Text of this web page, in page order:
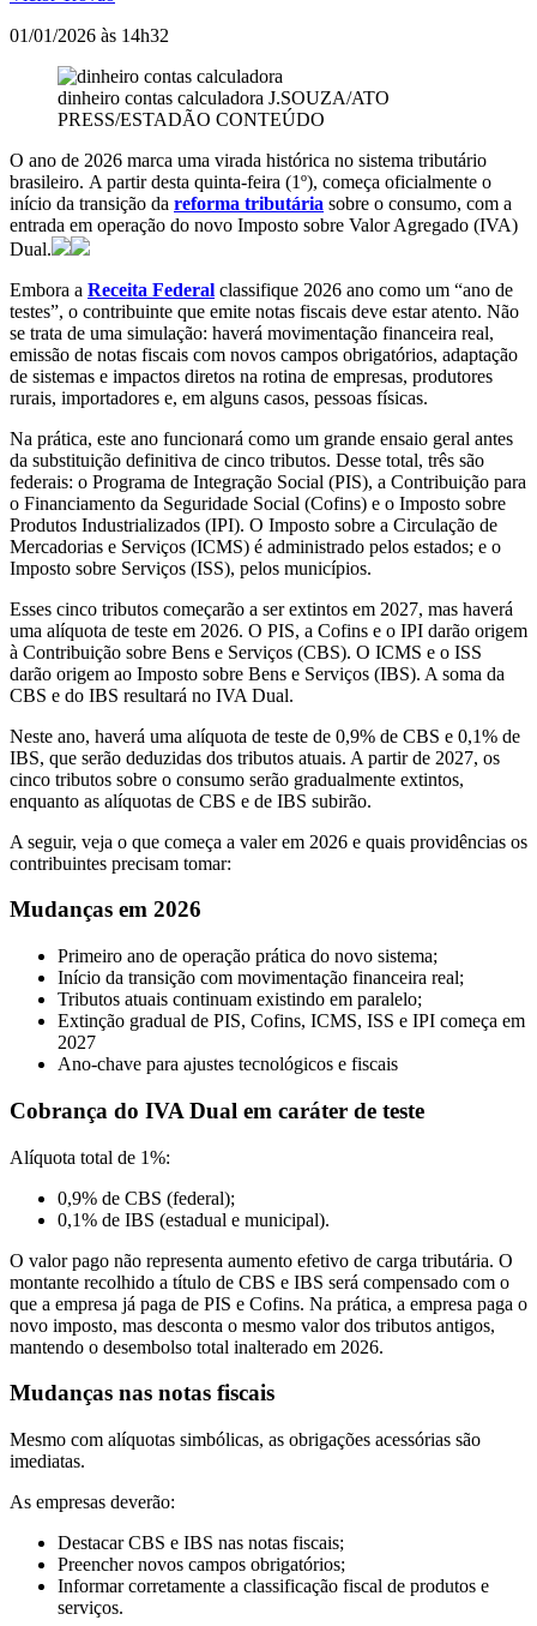
01/01/2026 às 14h32
dinheiro contas calculadora J.SOUZA/ATO
PRESS/ESTADÃO CONTEÚDO
O ano de 2026 marca uma virada histórica no sistema tributário
brasileiro. A partir desta quinta-feira (1º), começa oficialmente o
início da transição da reforma tributária sobre o consumo, com a
entrada em operação do novo Imposto sobre Valor Agregado (IVA)
Dual.
Embora a Receita Federal classifique 2026 ano como um “ano de
testes”, o contribuinte que emite notas fiscais deve estar atento. Não
se trata de uma simulação: haverá movimentação financeira real,
emissão de notas fiscais com novos campos obrigatórios, adaptação
de sistemas e impactos diretos na rotina de empresas, produtores
rurais, importadores e, em alguns casos, pessoas físicas.
Na prática, este ano funcionará como um grande ensaio geral antes
da substituição definitiva de cinco tributos. Desse total, três são
federais: o Programa de Integração Social (PIS), a Contribuição para
o Financiamento da Seguridade Social (Cofins) e o Imposto sobre
Produtos Industrializados (IPI). O Imposto sobre a Circulação de
Mercadorias e Serviços (ICMS) é administrado pelos estados; e o
Imposto sobre Serviços (ISS), pelos municípios.
Esses cinco tributos começarão a ser extintos em 2027, mas haverá
uma alíquota de teste em 2026. O PIS, a Cofins e o IPI darão origem
à Contribuição sobre Bens e Serviços (CBS). O ICMS e o ISS
darão origem ao Imposto sobre Bens e Serviços (IBS). A soma da
CBS e do IBS resultará no IVA Dual.
Neste ano, haverá uma alíquota de teste de 0,9% de CBS e 0,1% de
IBS, que serão deduzidas dos tributos atuais. A partir de 2027, os
cinco tributos sobre o consumo serão gradualmente extintos,
enquanto as alíquotas de CBS e de IBS subirão.
A seguir, veja o que começa a valer em 2026 e quais providências os
contribuintes precisam tomar:
Mudanças em 2026
Primeiro ano de operação prática do novo sistema;
Início da transição com movimentação financeira real;
Tributos atuais continuam existindo em paralelo;
Extinção gradual de PIS, Cofins, ICMS, ISS e IPI começa em
2027
Ano-chave para ajustes tecnológicos e fiscais
Cobrança do IVA Dual em caráter de teste
Alíquota total de 1%:
0,9% de CBS (federal);
0,1% de IBS (estadual e municipal).
O valor pago não representa aumento efetivo de carga tributária. O
montante recolhido a título de CBS e IBS será compensado com o
que a empresa já paga de PIS e Cofins. Na prática, a empresa paga o
novo imposto, mas desconta o mesmo valor dos tributos antigos,
mantendo o desembolso total inalterado em 2026.
Mudanças nas notas fiscais
Mesmo com alíquotas simbólicas, as obrigações acessórias são
imediatas.
As empresas deverão:
Destacar CBS e IBS nas notas fiscais;
Preencher novos campos obrigatórios;
Informar corretamente a classificação fiscal de produtos e
serviços.